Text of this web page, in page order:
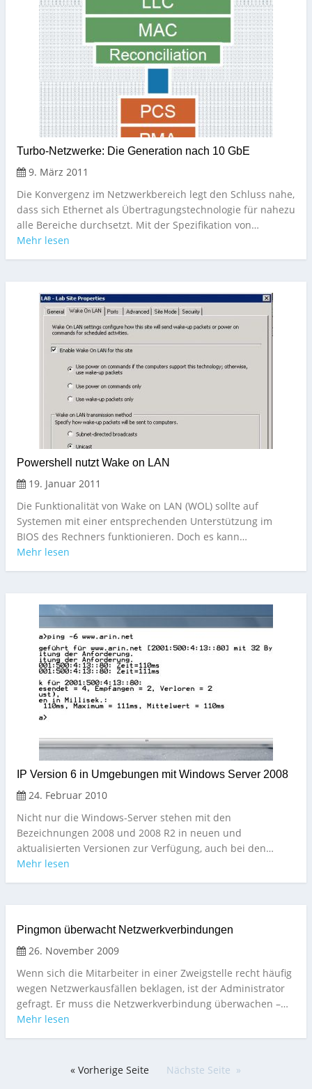
Turbo-Netzwerke: Die Generation nach 10 GbE
9. März 2011
Die Konvergenz im Netzwerkbereich legt den Schluss nahe,
dass sich Ethernet als Übertragungstechnologie für nahezu
alle Bereiche durchsetzt. Mit der Spezifikation von…
Mehr lesen
Powershell nutzt Wake on LAN
19. Januar 2011
Die Funktionalität von Wake on LAN (WOL) sollte auf
Systemen mit einer entsprechenden Unterstützung im
BIOS des Rechners funktionieren. Doch es kann…
Mehr lesen
IP Version 6 in Umgebungen mit Windows Server 2008
24. Februar 2010
Nicht nur die Windows-Server stehen mit den
Bezeichnungen 2008 und 2008 R2 in neuen und
aktualisierten Versionen zur Verfügung, auch bei den…
Mehr lesen
Pingmon überwacht Netzwerkverbindungen
26. November 2009
Wenn sich die Mitarbeiter in einer Zweigstelle recht häufig
wegen Netzwerkausfällen beklagen, ist der Administrator
gefragt. Er muss die Netzwerkverbindung überwachen –…
Mehr lesen
« Vorherige Seite Nächste Seite